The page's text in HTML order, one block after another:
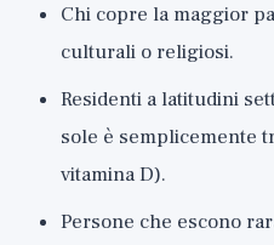
Chi copre la maggior
culturali o religiosi.
Residenti a latitudini
sole è semplicemente
vitamina D).
Persone che escono